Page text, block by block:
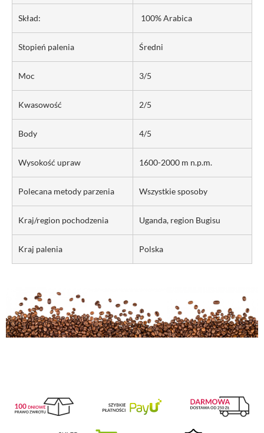
Skład: 100% Arabica
Stopień palenia Średni
Moc 3/5
Kwasowość 2/5
Body 4/5
Wysokość upraw 1600-2000 m n.p.m.
Polecana metody parzenia Wszystkie sposoby
Kraj/region pochodzenia Uganda, region Bugisu
Kraj palenia Polska